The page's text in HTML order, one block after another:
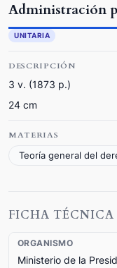
Administración
UNITARIA
DESCRIPCIÓN
3 v. (1873 p.)
24 cm
MATERIAS
Teoría general del
FICHA TÉCNICA
ORGANISMO
Ministerio de la